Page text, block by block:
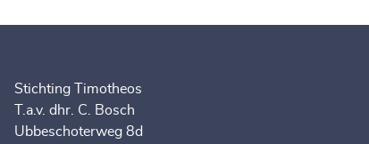
Stichting Timotheos
T.a.v. dhr. C. Bosch
Ubbeschoterweg 8d